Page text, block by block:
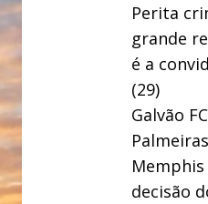
Perita
grande
é a
(29)
Galvão
decisão